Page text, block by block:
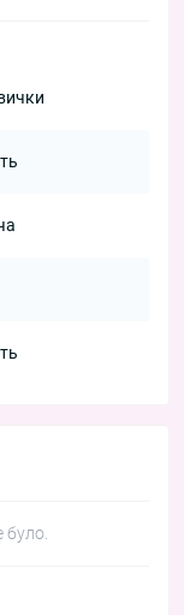
було.